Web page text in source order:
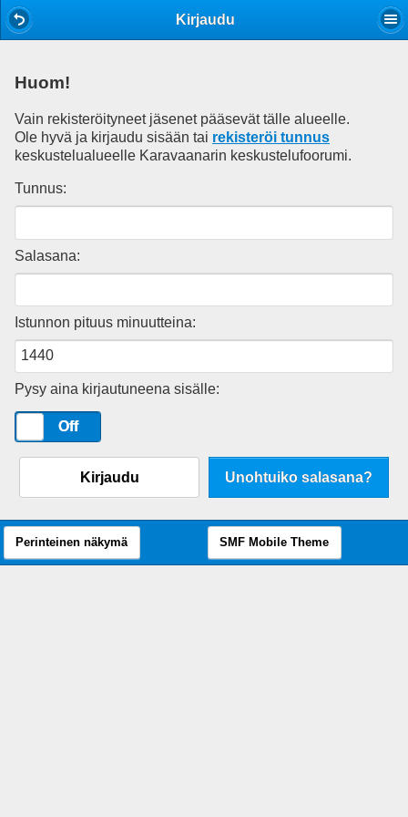
Kirjaudu
Huom!
Vain rekisteröityneet jäsenet pääsevät tälle alueelle.
Ole hyvä ja kirjaudu sisään tai rekisteröi tunnus
keskustelualueelle Karavaanarin keskustelufoorumi.
Tunnus:
Salasana:
Istunnon pituus minuutteina:
Pysy aina kirjautuneena sisälle:
Off
Kirjaudu Unohtuiko salasana?
Perinteinen näkymä SMF Mobile Theme